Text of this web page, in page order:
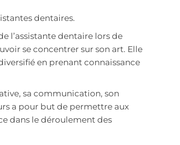
dentaires.
l’assistante dentaire lors de
se concentrer sur son art. Elle
en prenant connaissance
sa communication, son
a pour but de permettre aux
dans le déroulement des